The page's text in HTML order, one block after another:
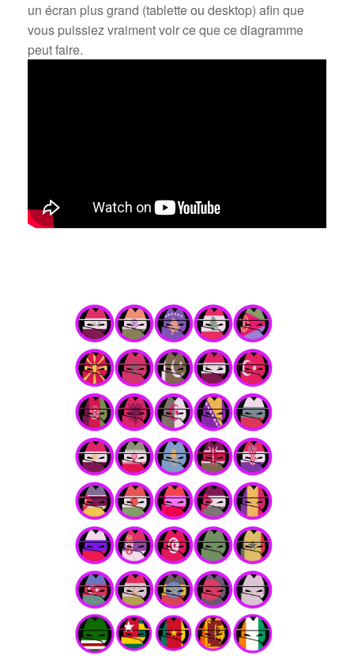
un écran plus grand (tablette ou desktop) afin que
vous puissiez vraiment voir ce que ce diagramme
peut faire.